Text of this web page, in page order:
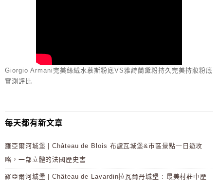
Giorgio Armani完美絲絨水慕斯粉底VS雅詩蘭黛粉持久完美持妝粉底
實測評比
每天都有新文章
羅亞爾河城堡 | Château de Blois 布盧瓦城堡&市區景點一日遊攻
略，一部立體的法國歷史書
羅亞爾河城堡 | Château de Lavardin拉瓦爾丹城堡 : 最美村莊中歷